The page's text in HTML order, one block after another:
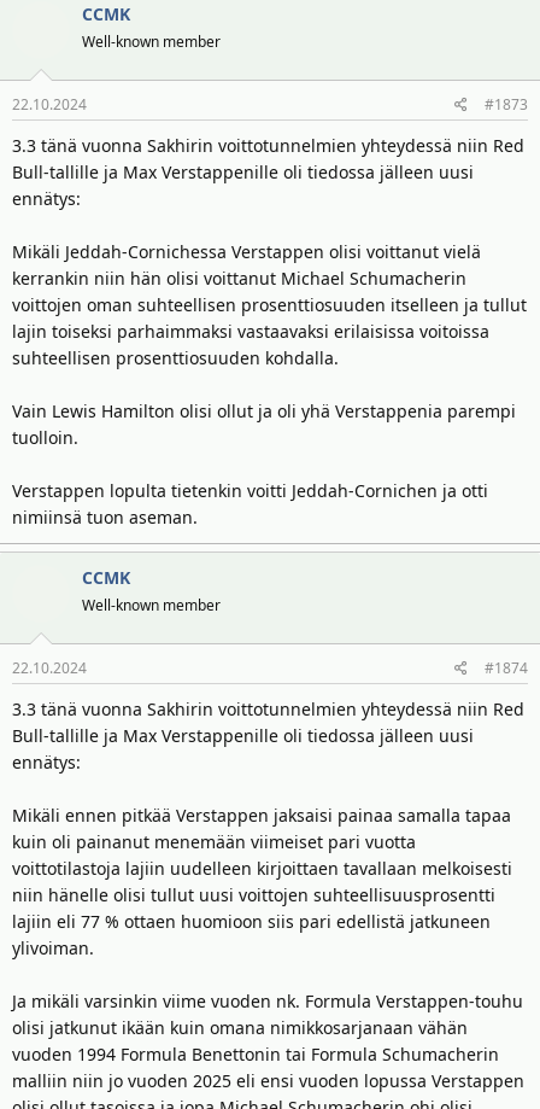
CCMK
Well-known member
22.10.2024 #1873
3.3 tänä vuonna Sakhirin voittotunnelmien yhteydessä niin Red
Bull-tallille ja Max Verstappenille oli tiedossa jälleen uusi
ennätys:
Mikäli Jeddah-Cornichessa Verstappen olisi voittanut vielä
kerrankin niin hän olisi voittanut Michael Schumacherin
voittojen oman suhteellisen prosenttiosuuden itselleen ja tullut
lajin toiseksi parhaimmaksi vastaavaksi erilaisissa voitoissa
suhteellisen prosenttiosuuden kohdalla.
Vain Lewis Hamilton olisi ollut ja oli yhä Verstappenia parempi
tuolloin.
Verstappen lopulta tietenkin voitti Jeddah-Cornichen ja otti
nimiinsä tuon aseman.
CCMK
Well-known member
22.10.2024 #1874
3.3 tänä vuonna Sakhirin voittotunnelmien yhteydessä niin Red
Bull-tallille ja Max Verstappenille oli tiedossa jälleen uusi
ennätys:
Mikäli ennen pitkää Verstappen jaksaisi painaa samalla tapaa
kuin oli painanut menemään viimeiset pari vuotta
voittotilastoja lajiin uudelleen kirjoittaen tavallaan melkoisesti
niin hänelle olisi tullut uusi voittojen suhteellisuusprosentti
lajiin eli 77 % ottaen huomioon siis pari edellistä jatkuneen
ylivoiman.
Ja mikäli varsinkin viime vuoden nk. Formula Verstappen-touhu
olisi jatkunut ikään kuin omana nimikkosarjanaan vähän
vuoden 1994 Formula Benettonin tai Formula Schumacherin
malliin niin jo vuoden 2025 eli ensi vuoden lopussa Verstappen